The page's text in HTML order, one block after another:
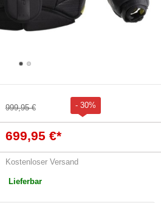
999,95 € - 30%
699,95 €*
Kostenloser Versand
Lieferbar